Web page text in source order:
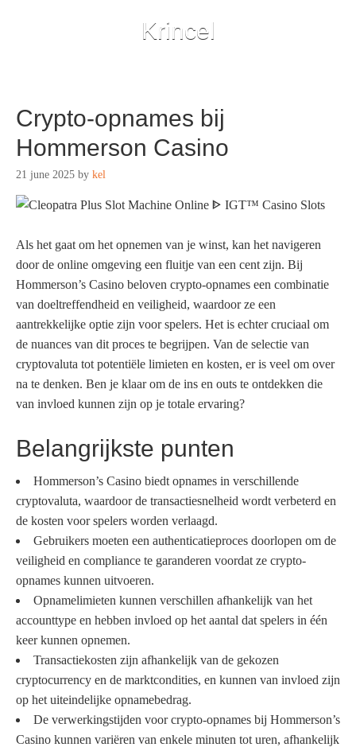
Krincel
Crypto-opnames bij
Hommerson Casino
21 june 2025 by kel
Als het gaat om het opnemen van je winst, kan het navigeren
door de online omgeving een fluitje van een cent zijn. Bij
Hommerson’s Casino beloven crypto-opnames een combinatie
van doeltreffendheid en veiligheid, waardoor ze een
aantrekkelijke optie zijn voor spelers. Het is echter cruciaal om
de nuances van dit proces te begrijpen. Van de selectie van
cryptovaluta tot potentiële limieten en kosten, er is veel om over
na te denken. Ben je klaar om de ins en outs te ontdekken die
van invloed kunnen zijn op je totale ervaring?
Belangrijkste punten
Hommerson’s Casino biedt opnames in verschillende
cryptovaluta, waardoor de transactiesnelheid wordt verbeterd en
de kosten voor spelers worden verlaagd.
Gebruikers moeten een authenticatieproces doorlopen om de
veiligheid en compliance te garanderen voordat ze crypto-
opnames kunnen uitvoeren.
Opnamelimieten kunnen verschillen afhankelijk van het
accounttype en hebben invloed op het aantal dat spelers in één
keer kunnen opnemen.
Transactiekosten zijn afhankelijk van de gekozen
cryptocurrency en de marktcondities, en kunnen van invloed zijn
op het uiteindelijke opnamebedrag.
De verwerkingstijden voor crypto-opnames bij Hommerson’s
Casino kunnen variëren van enkele minuten tot uren, afhankelijk